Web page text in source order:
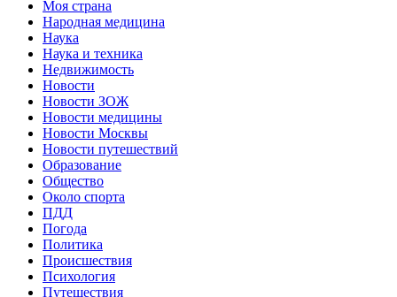
Моя страна
Народная медицина
Наука
Наука и техника
Недвижимость
Новости
Новости ЗОЖ
Новости медицины
Новости Москвы
Новости путешествий
Образование
Общество
Около спорта
ПДД
Погода
Политика
Происшествия
Психология
Путешествия